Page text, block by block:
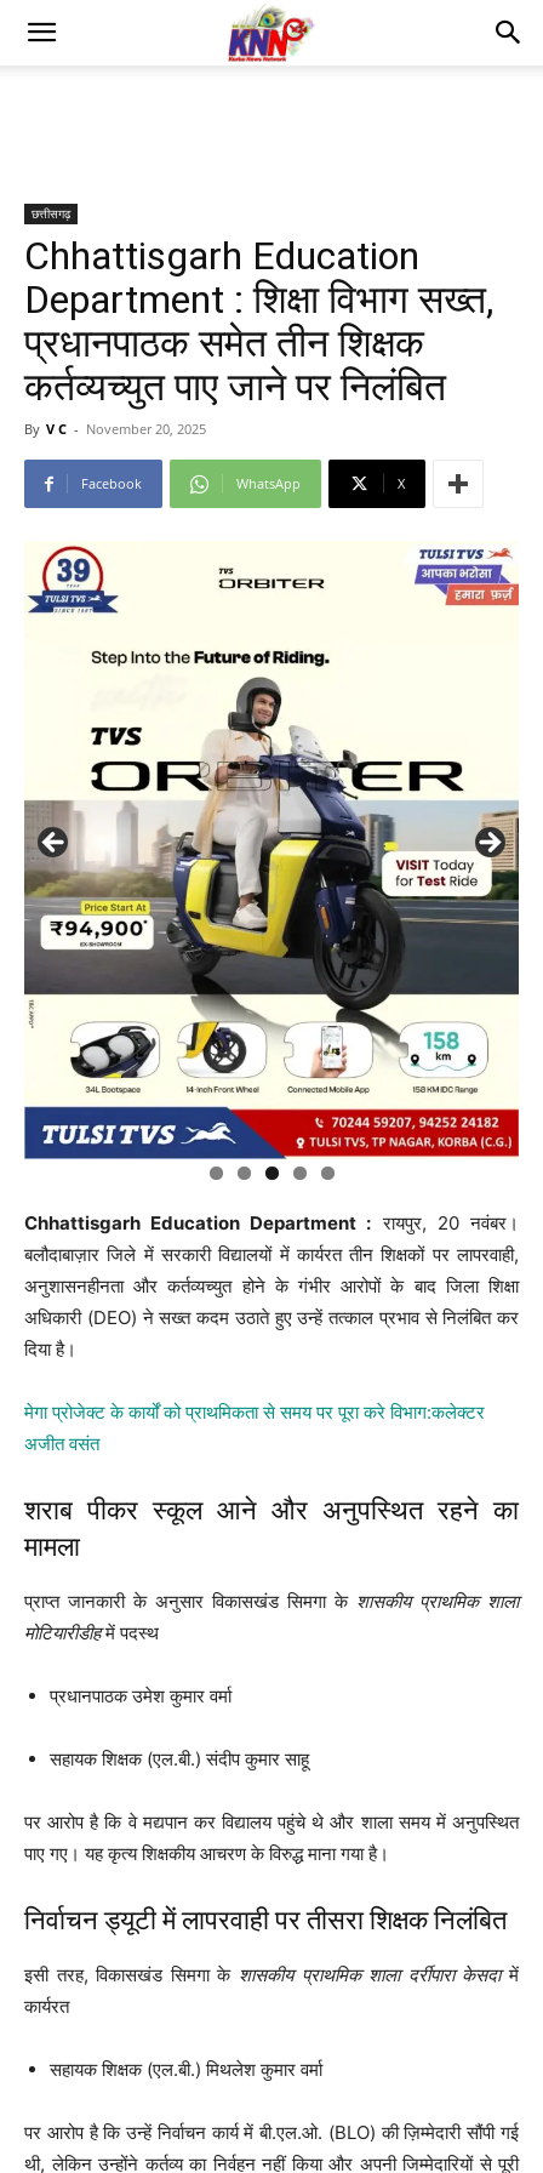
छत्तीसगढ़
Chhattisgarh Education
Department : शिक्षा विभाग सख्त,
प्रधानपाठक समेत तीन शिक्षक
कर्तव्यच्युत पाए जाने पर निलंबित
By V C - November 20, 2025
Facebook WhatsApp X
Chhattisgarh Education Department : रायपुर, 20 नवंबर।
बलौदाबाज़ार जिले में सरकारी विद्यालयों में कार्यरत तीन शिक्षकों पर लापरवाही,
अनुशासनहीनता और कर्तव्यच्युत होने के गंभीर आरोपों के बाद जिला शिक्षा
अधिकारी (DEO) ने सख्त कदम उठाते हुए उन्हें तत्काल प्रभाव से निलंबित कर
दिया है।
मेगा प्रोजेक्ट के कार्यों को प्राथमिकता से समय पर पूरा करे विभाग:कलेक्टर
अजीत वसंत
शराब पीकर स्कूल आने और अनुपस्थित रहने का
मामला
प्राप्त जानकारी के अनुसार विकासखंड सिमगा के शासकीय प्राथमिक शाला
मोटियारीडीहमें पदस्थ
प्रधानपाठक उमेश कुमार वर्मा
सहायक शिक्षक (एल.बी.) संदीप कुमार साहू
पर आरोप है कि वे मद्यपान कर विद्यालय पहुंचे थे और शाला समय में अनुपस्थित
पाए गए। यह कृत्य शिक्षकीय आचरण के विरुद्ध माना गया है।
निर्वाचन ड्यूटी में लापरवाही पर तीसरा शिक्षक निलंबित
इसी तरह, विकासखंड सिमगा के शासकीय प्राथमिक शाला दर्रीपारा केसदामें
कार्यरत
सहायक शिक्षक (एल.बी.) मिथलेश कुमार वर्मा
पर आरोप है कि उन्हें निर्वाचन कार्य में बी.एल.ओ. (BLO) की ज़िम्मेदारी सौंपी गई
थी, लेकिन उन्होंने कर्तव्य का निर्वहन नहीं किया और अपनी जिम्मेदारियों से पूरी